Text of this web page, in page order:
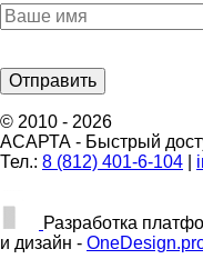
© 2010 - 2026
АСАРТА - Быстрый
Тел.: 8 (812) 401-6-104
Разработка
и дизайн -